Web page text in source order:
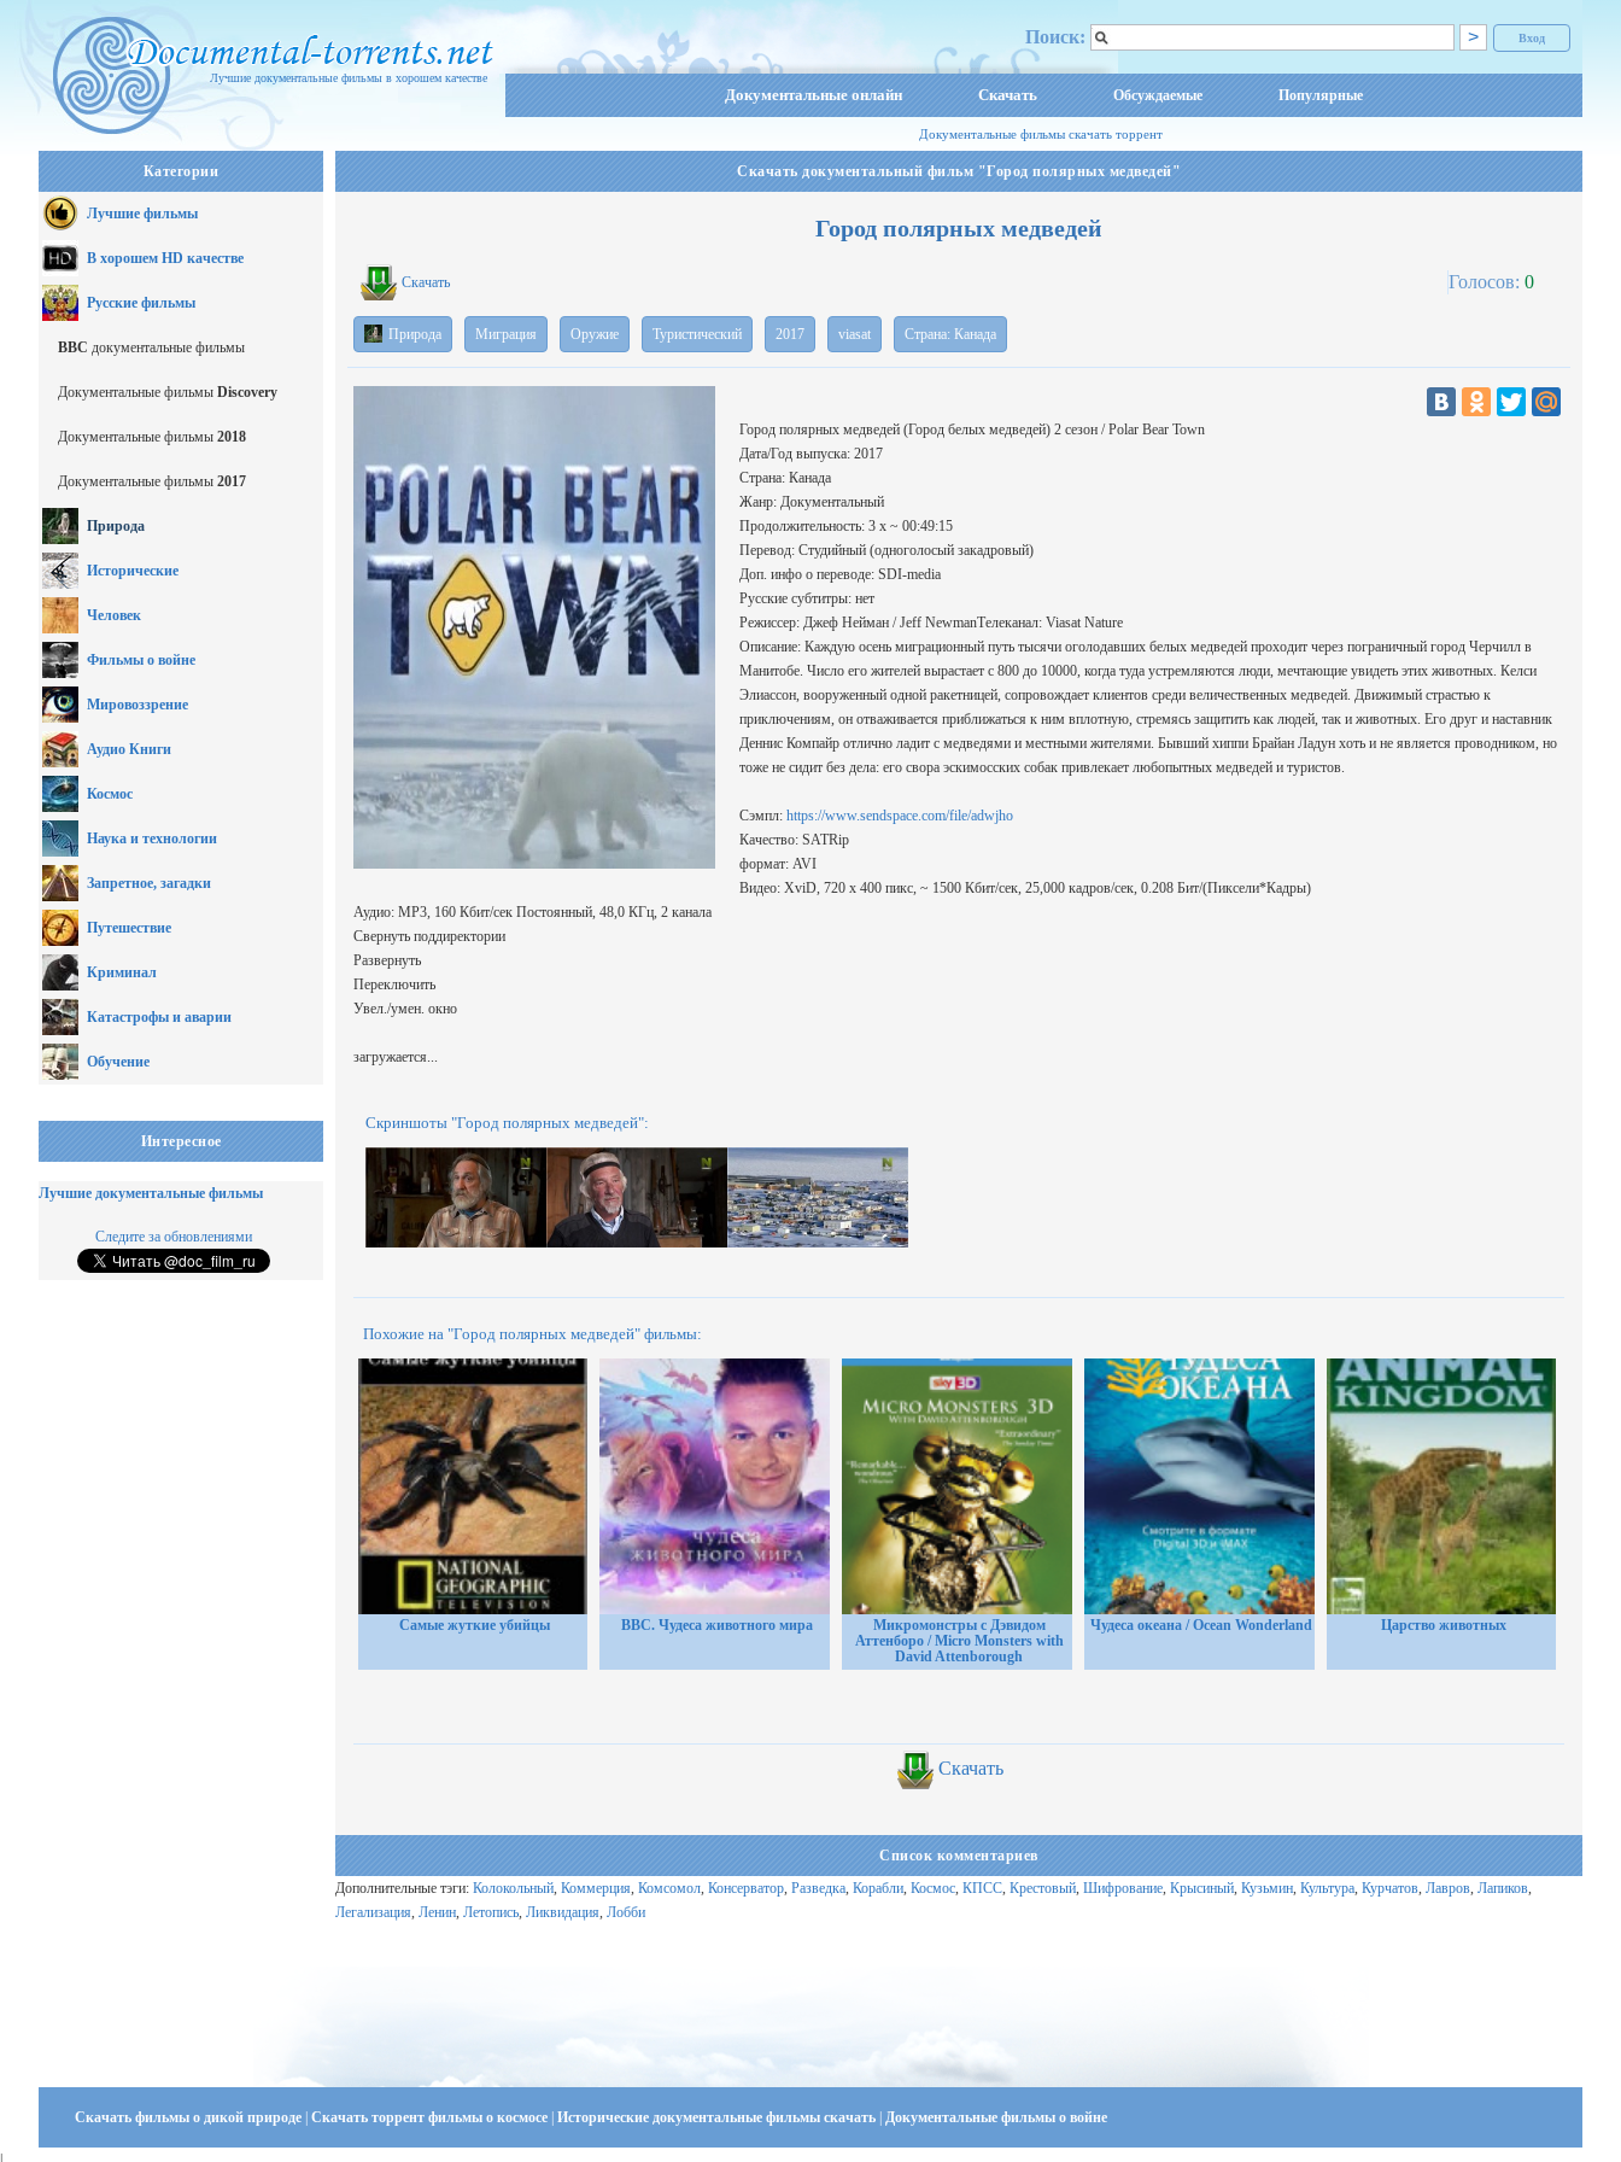
Лучшие документальные фильмы в хорошем качестве
Вход
Поиск:
Документальные онлайн Скачать Обсуждаемые Популярные
Документальные фильмы скачать торрент
Категории
Лучшие фильмы
В хорошем HD качестве
Русские фильмы
BBC документальные фильмы
Документальные фильмы Discovery
Документальные фильмы 2018
Документальные фильмы 2017
Природа
Исторические
Человек
Фильмы о войне
Мировоззрение
Аудио Книги
Космос
Наука и технологии
Запретное, загадки
Путешествие
Криминал
Катастрофы и аварии
Обучение
Интересное
Лучшие документальные фильмы
Следите за обновлениями
Скачать документальный фильм "Город полярных медведей"
Город полярных медведей
Скачать Голосов: 0
Природа Миграция Оружие Туристический 2017 viasat Страна: Канада
Город полярных медведей (Город белых медведей) 2 сезон / Polar Bear Town
Дата/Год выпуска: 2017
Страна: Канада
Жанр: Документальный
Продолжительность: 3 х ~ 00:49:15
Перевод: Студийный (одноголосый закадровый)
Доп. инфо о переводе: SDI-media
Русские субтитры: нет
Режиссер: Джеф Нейман / Jeff NewmanТелеканал: Viasat Nature
Описание: Каждую осень миграционный путь тысячи оголодавших белых медведей проходит через пограничный город Черчилл в
Манитобе. Число его жителей вырастает с 800 до 10000, когда туда устремляются люди, мечтающие увидеть этих животных. Келси
Элиассон, вооруженный одной ракетницей, сопровождает клиентов среди величественных медведей. Движимый страстью к
приключениям, он отваживается приближаться к ним вплотную, стремясь защитить как людей, так и животных. Его друг и наставник
Деннис Компайр отлично ладит с медведями и местными жителями. Бывший хиппи Брайан Ладун хоть и не является проводником, но
тоже не сидит без дела: его свора эскимосских собак привлекает любопытных медведей и туристов.
Сэмпл: https://www.sendspace.com/file/adwjho
Качество: SATRip
формат: AVI
Видео: XviD, 720 х 400 пикс, ~ 1500 Кбит/сек, 25,000 кадров/сек, 0.208 Бит/(Пиксели*Кадры)
Аудио: MP3, 160 Кбит/сек Постоянный, 48,0 КГц, 2 канала
Свернуть поддиректории
Развернуть
Переключить
Увел./умен. окно
загружается...
Скриншоты "Город полярных медведей":
Похожие на "Город полярных медведей" фильмы:
Самые жуткие убийцы BBC. Чудеса животного мира
Микромонстры с Дэвидом
Аттенборо / Micro Monsters with
David Attenborough
Чудеса океана / Ocean Wonderland Царство животных
Скачать
Список комментариев
Дополнительные тэги: Колокольный, Коммерция, Комсомол, Консерватор, Разведка, Корабли, Космос, КПСС, Крестовый, Шифрование, Крысиный, Кузьмин, Культура, Курчатов, Лавров, Лапиков,
Легализация, Ленин, Летопись, Ликвидация, Лобби
Скачать фильмы о дикой природе Скачать торрент фильмы о космосе Исторические документальные фильмы скачать Документальные фильмы о войне